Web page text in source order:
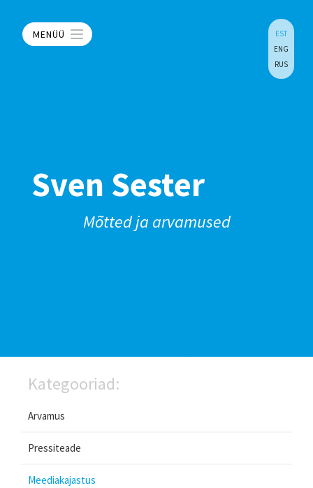
MENÜÜ
EST
ENG
RUS
Sven Sester
Mõtted ja arvamused
Kategooriad:
Arvamus
Pressiteade
Meediakajastus